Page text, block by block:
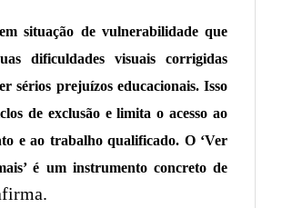
situação de vulnerabilidade que
dificuldades visuais corrigidas
sérios prejuízos educacionais. Isso
de exclusão e limita o acesso ao
e ao trabalho qualificado. O ‘Ver
é um instrumento concreto de